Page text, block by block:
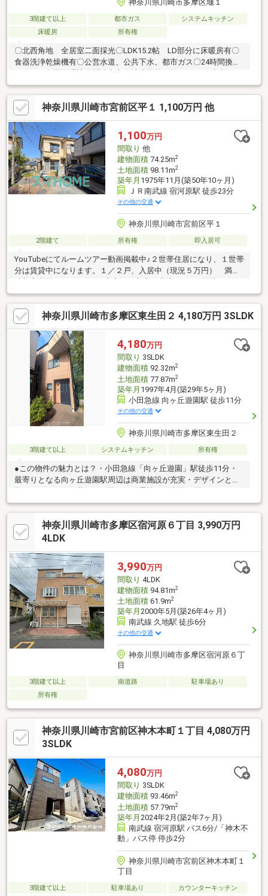
神奈川県川崎市多摩区堰１
3階建て以上 都市ガス
システムキッチン
床暖房
所有権
〇北西角地 全居室二面採光〇LDK15.2帖 LD部分に床暖房有〇
食器洗浄乾燥機有〇公営水道、公共下水、都市ガス〇24時間換気
分）〇川崎市立稲田中学校 約1200ｍ（徒歩15分）〇宿河原公
園 約50ｍ（徒歩1分）〇ローソン川崎宿河原店 約430ｍ（徒歩
6分）〇ハックドラッグ川崎宿河原店 約520ｍ（徒歩7分）※引渡
しは2027年3月上旬以降です。
神奈川県川崎市宮前区平１ 1,100万円 他
1,100万円
間取り 他
建物面積74.25m2
土地面積98.11m2
築年月 1975年11月(築50年10ヶ月)
ＪＲ南武線 宿河原駅 徒歩23分
その他の交通
神奈川県川崎市宮前区平１
2階建て 所有権 即入居可
YouTubeにてルームツアー動画掲載中♪２世帯住居になり、１世帯
分は賃貸中になります。１／２戸、入居中（現況５万円） 満室
人一人のお客様の幸せを第一に、少しでもお力になれるよう住宅
に関するご質問、住宅以外の資金面、諸費用に関するお悩みな
ど、ご一緒に考えていきたいと思っております。年中無休で営業
しておりますのでいつでもお気軽にご相談下さいませ。
神奈川県川崎市多摩区東生田２ 4,180万円 3SLDK
4,180万円
間取り 3SLDK
建物面積92.32m2
土地面積77.87m2
築年月 1997年4月(築29年5ヶ月)
小田急線 向ヶ丘遊園駅 徒歩11分
その他の交通
神奈川県川崎市多摩区東生田２
3階建て以上 システムキッチン 所有権
●この物件の魅力とは？・小田急線「向ヶ丘遊園」駅徒歩11分・
最寄りとなる向ヶ丘遊園駅周辺は商業施設が充実・デザインと性
法・ゆとりのある間取り３LDK+S・陽当り、通風ともに良好な住
まい居住中ですが、室内は丁寧にお使いです。実際の暮らしをイ
メージしながらご見学いただけますので、ぜひお気軽に内覧予約
下さい。◇キッズコーナー完備◇提携駐車場あり◇ご来店プレゼ
払いシミュレーションを基に、諸費用や毎月のお支払い額等、分
かり易くご説明させて頂きます
神奈川県川崎市多摩区宿河原６丁目 3,990万円
4LDK
3,990万円
間取り 4LDK
建物面積94.81m2
土地面積61.9m2
築年月 2000年5月(築26年4ヶ月)
南武線 久地駅 徒歩6分
その他の交通
神奈川県川崎市多摩区宿河原６丁
目
3階建て以上 南道路
駐車場あり
所有権
神奈川県川崎市宮前区神木本町１丁目 4,080万円
3SLDK
4,080万円
間取り 3SLDK
建物面積93.46m2
土地面積57.79m2
築年月 2024年2月(築2年7ヶ月)
南武線 宿河原駅 バス6分/「神木不
動」バス停 停歩2分
神奈川県川崎市宮前区神木本町１
丁目
3階建て以上 駐車場あり
カウンターキッチン